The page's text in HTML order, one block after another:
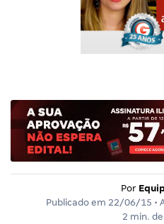
Por
Publicado em 22/06/15 •
2 min.